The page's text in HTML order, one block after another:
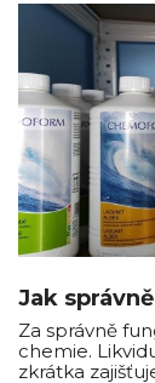
Jak
Za správně
chemie.
zkrátka